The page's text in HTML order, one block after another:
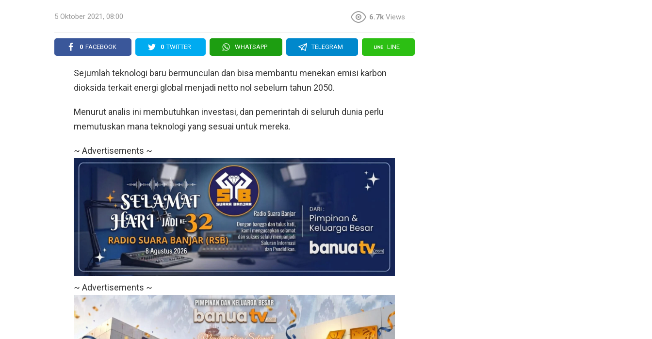
5 Oktober 2021, 08:00 6.7k Views
0 FACEBOOK 0 TWITTER WHATSAPP TELEGRAM LINE
Sejumlah teknologi baru bermunculan dan bisa membantu menekan emisi karbon
dioksida terkait energi global menjadi netto nol sebelum tahun 2050.
Menurut analis ini membutuhkan investasi, dan pemerintah di seluruh dunia perlu
memutuskan mana teknologi yang sesuai untuk mereka.
~ Advertisements ~
~ Advertisements ~